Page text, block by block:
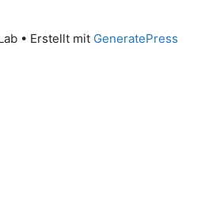
• Erstellt mit GeneratePress